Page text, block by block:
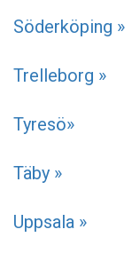
Söderköping »
Trelleborg »
Tyresö»
Täby »
Uppsala »